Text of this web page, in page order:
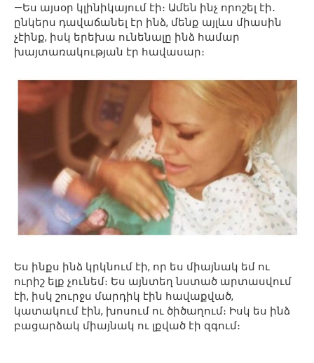
—Ես այսօր կլինիկայում էի։ Ամեն ինչ որոշել էի․
ընկերս դավաճանել էր ինձ, մենք այլևս միասին
չէինք, իսկ երեխա ունենալը ինձ համար
խայտառակության էր հավասար։
Ես ինքս ինձ կրկնում էի, որ ես միայնակ եմ ու
ուրիշ ելք չունեմ։ Ես այնտեղ նստած արտասվում
էի, իսկ շուրջս մարդիկ էին հավաքված,
կատակում էին, խոսում ու ծիծաղում։ Իսկ ես ինձ
բացարձակ միայնակ ու լքված էի զգում։